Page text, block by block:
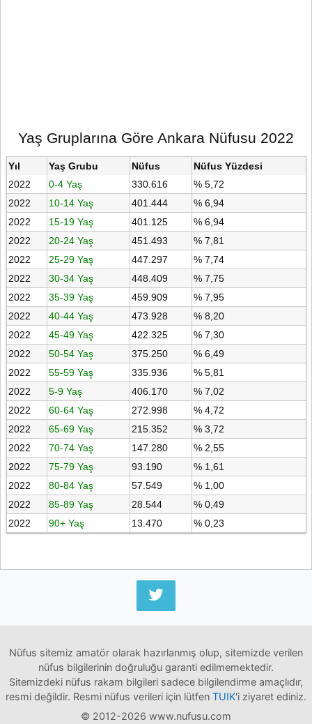
Yaş Gruplarına Göre Ankara Nüfusu 2022
Yıl Yaş Grubu Nüfus
Nüfus Yüzdesi
2022
0-4 Yaş 330.616
% 5,72
2022
10-14 Yaş 401.444
% 6,94
2022
15-19 Yaş 401.125
% 6,94
2022
20-24 Yaş 451.493
% 7,81
2022
25-29 Yaş 447.297
% 7,74
2022
30-34 Yaş 448.409
% 7,75
2022
35-39 Yaş 459.909
% 7,95
2022
40-44 Yaş 473.928
% 8,20
2022
45-49 Yaş 422.325
% 7,30
2022
50-54 Yaş 375.250
% 6,49
2022
55-59 Yaş 335.936
% 5,81
2022
5-9 Yaş 406.170
% 7,02
2022
60-64 Yaş 272.998
% 4,72
2022
65-69 Yaş 215.352
% 3,72
2022
70-74 Yaş 147.280
% 2,55
2022
75-79 Yaş 93.190
% 1,61
2022
80-84 Yaş 57.549
% 1,00
2022
85-89 Yaş 28.544
% 0,49
2022
90+ Yaş 13.470 % 0,23
Nüfus sitemiz amatör olarak hazırlanmış olup, sitemizde verilen
nüfus bilgilerinin doğruluğu garanti edilmemektedir.
Sitemizdeki nüfus rakam bilgileri sadece bilgilendirme amaçlıdır,
resmi değildir. Resmi nüfus verileri için lütfen TUIK'i ziyaret ediniz.
© 2012-2026 www.nufusu.com